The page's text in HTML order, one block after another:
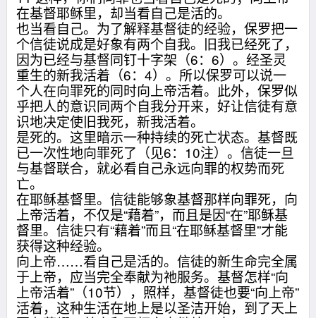
在基督耶稣里，却当看自己是活的。
也当看自己。为了解释基督徒的经验，保罗把一
个信徒说成是好象有两个自我。旧我已经死了，
因为已经与基督同钉十字架（6：6）。经圣灵
重生的新我活着（6：4）。所以保罗可以说一
个人在向罪死的同时向上帝活着。此外，保罗似
乎把人的意识同两个自我分开来，好让信徒有意
识地决定使旧我死，新我活着。
是死的。这里暗示一种持续的死亡状态。基督既
已一次性地向罪死了（见6：10注）。信徒一旦
与基督联合，就必看自己永远向罪的权势而死
亡。
在耶稣基督里。信徒能够象基督那样向罪死，向
上帝活着，不仅是“藉着”，而且是因“在”耶稣基
督里。信徒只有“藉着”而且“在耶稣基督里”才能
获得这种经验。
向上帝……看自己是活的。信徒的新生命完全属
于上帝，应当完全奉献为祂服务。基督怎样“向
上帝活着”（10节），照样，基督徒也要“向上帝”
活着，这种生活在地上是以圣洁开始，到了天上